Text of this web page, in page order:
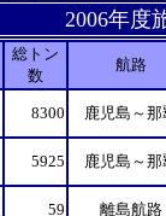
2006年度
総トン
数
航路
8300 鹿児島～那
5925 鹿児島～那
59 離島航路